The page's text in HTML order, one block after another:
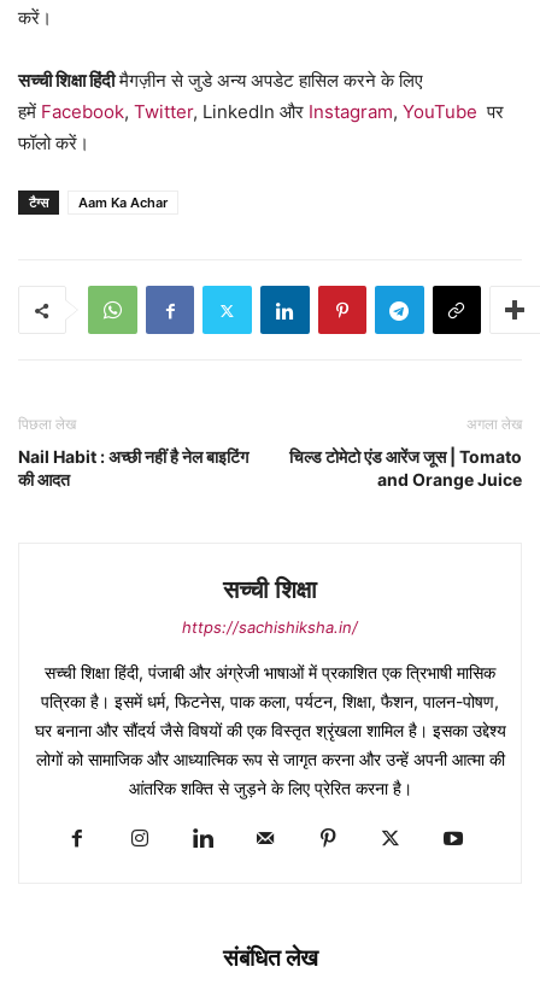
करें।
सच्ची शिक्षा हिंदीमैगज़ीन से जुडे अन्य अपडेट हासिल करने के लिए
हमें Facebook, Twitter, LinkedIn और Instagram, YouTube पर
फॉलो करें।
टैग्स Aam Ka Achar
पिछला लेख
Nail Habit : अच्छी नहीं है नेल बाइटिंग
की आदत
अगला लेख
चिल्ड टोमेटो एंड आरेंज जूस | Tomato
and Orange Juice
सच्ची शिक्षा
https://sachishiksha.in/
सच्ची शिक्षा हिंदी, पंजाबी और अंग्रेजी भाषाओं में प्रकाशित एक त्रिभाषी मासिक
पत्रिका है। इसमें धर्म, फिटनेस, पाक कला, पर्यटन, शिक्षा, फैशन, पालन-पोषण,
घर बनाना और सौंदर्य जैसे विषयों की एक विस्तृत श्रृंखला शामिल है। इसका उद्देश्य
लोगों को सामाजिक और आध्यात्मिक रूप से जागृत करना और उन्हें अपनी आत्मा की
आंतरिक शक्ति से जुड़ने के लिए प्रेरित करना है।
संबंधित लेख